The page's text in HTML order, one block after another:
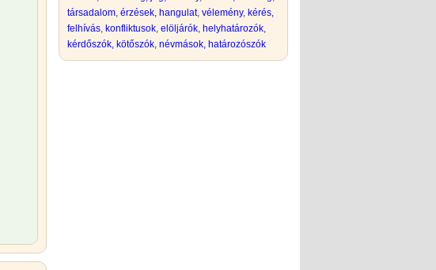
társadalom, érzések, hangulat, vélemény, kérés,
felhívás, konfliktusok, elöljárók, helyhatározók,
kérdőszók, kötőszók, névmások, határozószók